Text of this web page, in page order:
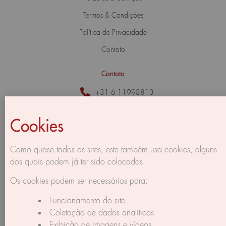
Termos & Condições
Política de Privacidade
Contato
Contato
+31 6 11998813
The Netherlands
Cookies
Como quase todos os sites, este também usa cookies, alguns
dos quais podem já ter sido colocados.
Os cookies podem ser necessários para:
Funcionamento do site
Coletação de dados analíticos